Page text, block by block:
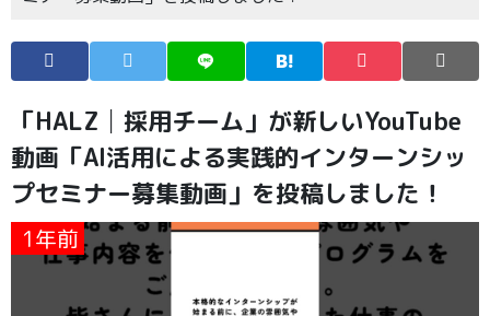
「HALZ│採用チーム」が新しいYouTube
動画「AI活用による実践的インターンシッ
プセミナー募集動画」を投稿しました！
1年前